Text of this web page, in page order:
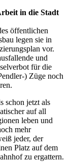
in die Stadt
öffentlichen
legen sie in
vor.
und
für die
) Züge noch
schon jetzt als
auf all
leben und
mehr
jeder, der
Platz auf dem
zu ergattern.